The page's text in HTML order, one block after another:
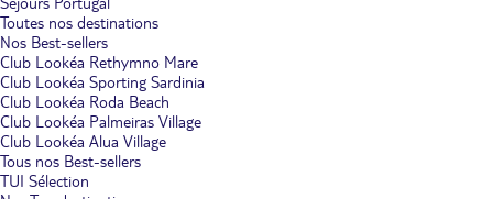
Toutes nos destinations
Nos Best-sellers
Club Lookéa Rethymno Mare
Club Lookéa Sporting Sardinia
Club Lookéa Roda Beach
Club Lookéa Palmeiras Village
Club Lookéa Alua Village
Tous nos Best-sellers
TUI Sélection